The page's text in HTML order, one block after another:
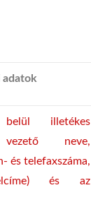
adatok
illetékes
vezető neve,
és telefaxszáma,
és az